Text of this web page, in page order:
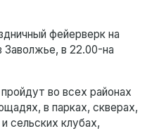
фейерверк на
в 22.00-на
во всех районах
в парках, скверах,
сельских клубах,